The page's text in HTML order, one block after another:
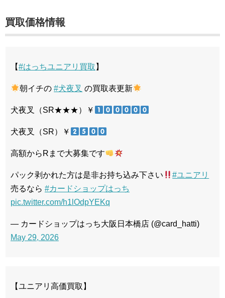
買取価格情報
【#はっちユニアリ買取 】
朝イチの#犬夜叉 の買取表更新
犬夜叉（SR★★★）￥
犬夜叉（SR）￥
高額からRまで大募集です
パック剥かれた方は是非お持ち込み下さい
#ユニアリ
売るなら #カードショップはっち
pic.twitter.com/h1lOdpYEKq
— カードショップはっち大阪日本橋店 (@card_hatti)
May 29, 2026
【ユニアリ高価買取】